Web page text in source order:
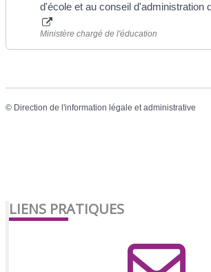
d'école et au conseil d'administration
Ministère chargé de l'éducation
© Direction de l'information légale et administrative
LIENS PRATIQUES